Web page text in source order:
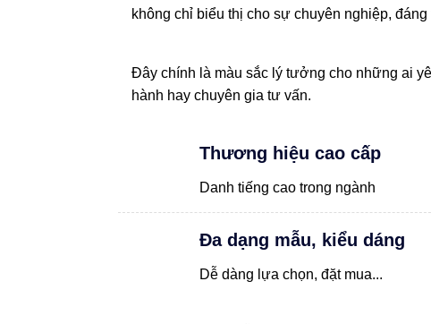
không chỉ biểu thị cho sự chuyên nghiệp,
Đây chính là màu sắc lý tưởng cho những ai
hành hay chuyên gia tư vấn.
Thương hiệu cao cấp
Danh tiếng cao trong ngành
Đa dạng mẫu, kiểu dáng
Dễ dàng lựa chọn, đặt mua...